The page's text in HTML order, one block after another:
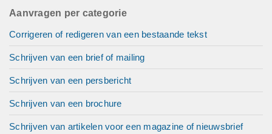
Aanvragen per categorie
Corrigeren of redigeren van een bestaande tekst
Schrijven van een brief of mailing
Schrijven van een persbericht
Schrijven van een brochure
Schrijven van artikelen voor een magazine of nieuwsbrief